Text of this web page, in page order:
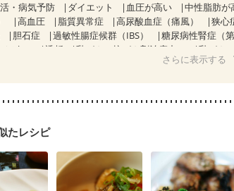
・病気予防 ダイエット 血圧が高い 中性脂肪が
高血圧 脂質異常症 高尿酸血症（痛風） 狭心
胆石症 過敏性腸症候群（IBS） 糖尿病性腎症（
３b）
透析 乳がん（抗がん剤治療中） 乳がん
胃がん（抗がん剤治療
が気になる（初期）
妊婦健診・血糖値が気になる
に合わせた体作り）
さらに表示する
たレシピ